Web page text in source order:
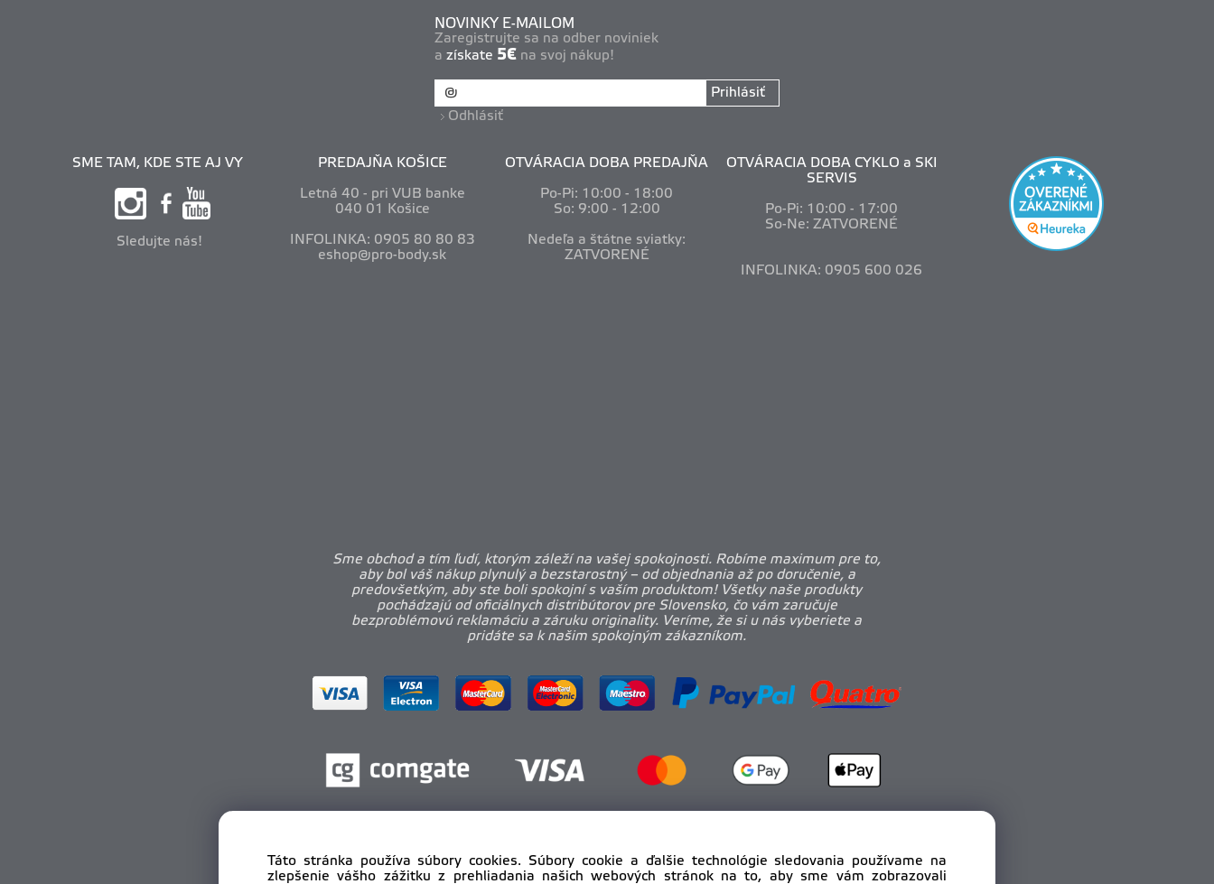
NOVINKY E-MAILOM
Zaregistrujte sa na odber noviniek
a získate 5€ na svoj nákup!
Prihlásiť
Odhlásiť
SME TAM, KDE STE AJ VY
Sledujte nás!
PREDAJŇA KOŠICE
Letná 40 - pri VUB banke
040 01 Košice
INFOLINKA: 0905 80 80 83
eshop@pro-body.sk
OTVÁRACIA DOBA PREDAJŇA
Po-Pi: 10:00 - 18:00
So: 9:00 - 12:00
Nedeľa a štátne sviatky:
ZATVORENÉ
OTVÁRACIA DOBA CYKLO a SKI
SERVIS
Po-Pi: 10:00 - 17:00
So-Ne: ZATVORENÉ
INFOLINKA: 0905 600 026
Sme obchod a tím ľudí, ktorým záleží na vašej spokojnosti. Robíme maximum pre to,
aby bol váš nákup plynulý a bezstarostný – od objednania až po doručenie, a
predovšetkým, aby ste boli spokojní s vaším produktom! Všetky naše produkty
pochádzajú od oficiálnych distribútorov pre Slovensko, čo vám zaručuje
bezproblémovú reklamáciu a záruku originality. Veríme, že si u nás vyberiete a
pridáte sa k našim spokojným zákazníkom.
Táto stránka používa súbory cookies. Súbory cookie a ďalšie technológie sledovania používame na
zlepšenie vášho zážitku z prehliadania našich webových stránok na to, aby sme vám zobrazovali